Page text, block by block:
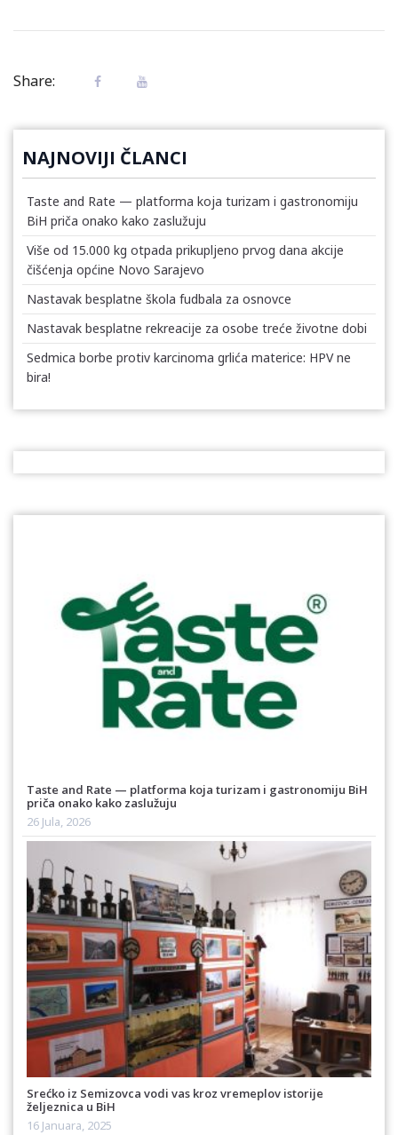
Share:
NAJNOVIJI ČLANCI
Taste and Rate — platforma koja turizam i gastronomiju
BiH priča onako kako zaslužuju
Više od 15.000 kg otpada prikupljeno prvog dana akcije
čišćenja općine Novo Sarajevo
Nastavak besplatne škola fudbala za osnovce
Nastavak besplatne rekreacije za osobe treće životne dobi
Sedmica borbe protiv karcinoma grlića materice: HPV ne
bira!
Taste and Rate — platforma koja turizam i gastronomiju BiH
priča onako kako zaslužuju
26 Jula, 2026
Srećko iz Semizovca vodi vas kroz vremeplov istorije
željeznica u BiH
16 Januara, 2025